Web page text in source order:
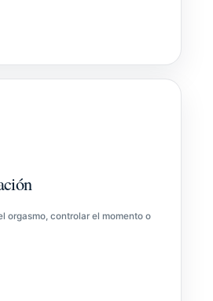
orgasmo, controlar el momento o